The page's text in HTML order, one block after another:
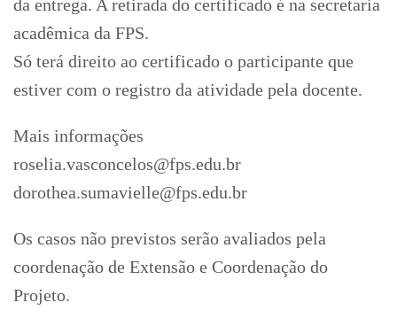
da entrega. A retirada do certificado é na secretaria
acadêmica da FPS.
Só terá direito ao certificado o participante que
estiver com o registro da atividade pela docente.
Mais informações
roselia.vasconcelos@fps.edu.br
dorothea.sumavielle@fps.edu.br
Os casos não previstos serão avaliados pela
coordenação de Extensão e Coordenação do
Projeto.